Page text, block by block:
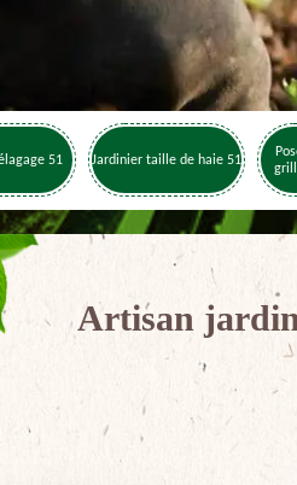
51 Jardinier taille de haie 51
Artisan